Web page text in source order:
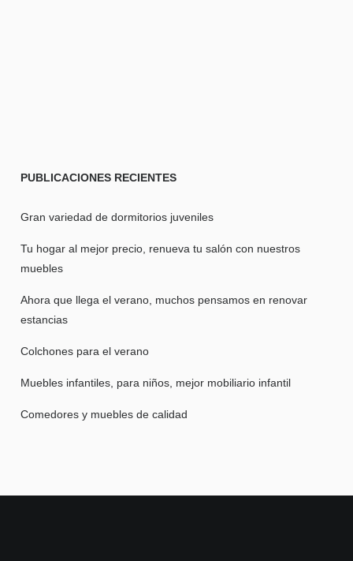
PUBLICACIONES RECIENTES
Gran variedad de dormitorios juveniles
Tu hogar al mejor precio, renueva tu salón con nuestros
muebles
Ahora que llega el verano, muchos pensamos en renovar
estancias
Colchones para el verano
Muebles infantiles, para niños, mejor mobiliario infantil
Comedores y muebles de calidad